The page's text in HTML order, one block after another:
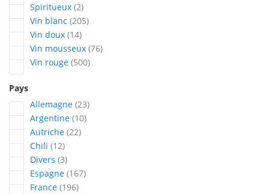
Spiritueux 2articles
Vin blanc 205articles
Vin doux 14articles
Vin mousseux 76articles
Vin rouge 500articles
Pays
Allemagne 23articles
Argentine 10articles
Autriche 22articles
Chili 12articles
Divers 3articles
Espagne 167articles
France 196articles